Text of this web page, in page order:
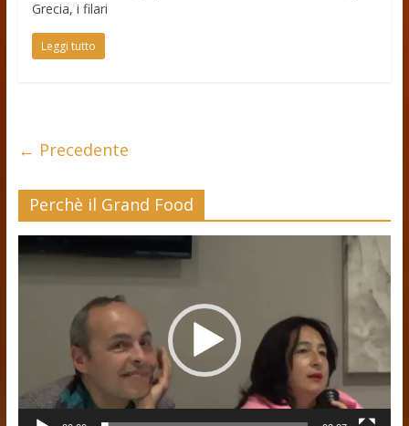
Grecia, i filari
Leggi tutto
← Precedente
Perchè il Grand Food